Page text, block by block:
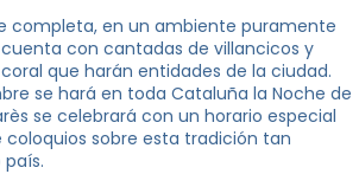
completa, en un ambiente puramente
con cantadas de villancicos y
que harán entidades de la ciudad.
se hará en toda Cataluña la Noche de
se celebrará con un horario especial
coloquios sobre esta tradición tan